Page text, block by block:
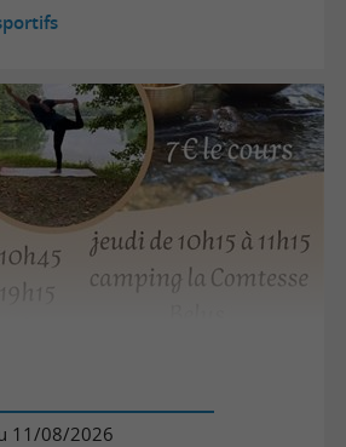
11/08/2026